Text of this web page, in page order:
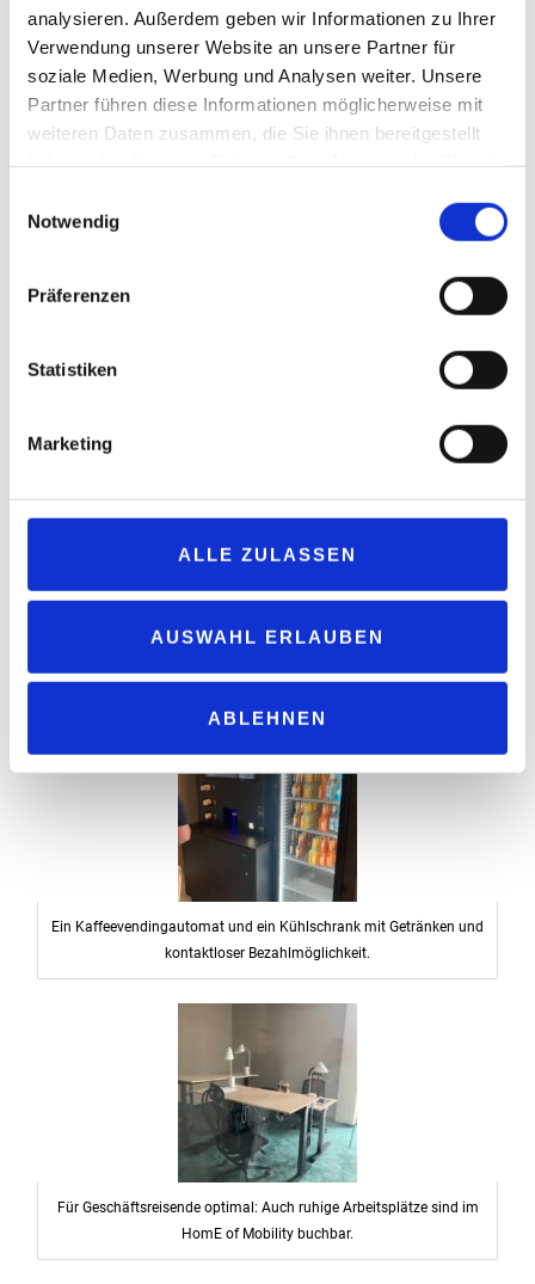
analysieren. Außerdem geben wir Informationen zu Ihrer
Verwendung unserer Website an unsere Partner für
soziale Medien, Werbung und Analysen weiter. Unsere
Partner führen diese Informationen möglicherweise mit
weiteren Daten zusammen, die Sie ihnen bereitgestellt
Notwendig
Präferenzen
Statistiken
Marketing
ALLE ZULASSEN
AUSWAHL ERLAUBEN
ABLEHNEN
Der Roboter schiebt das Gericht ins Ausgabefach.
Modernes Ambiente in Naturtönen.
Ein Kaffeevendingautomat und ein Kühlschrank mit Getränken und
kontaktloser Bezahlmöglichkeit.
Für Geschäftsreisende optimal: Auch ruhige Arbeitsplätze sind im
HomE of Mobility buchbar.